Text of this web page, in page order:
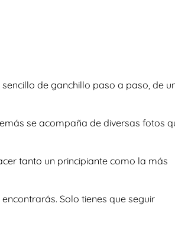
de ganchillo paso a paso, de
se acompaña de diversas fotos
tanto un principiante como la más
Solo tienes que seguir